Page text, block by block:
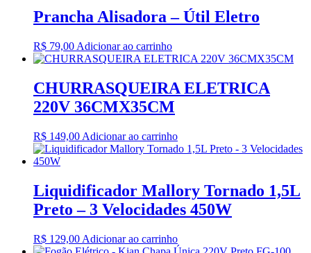
Prancha Alisadora – Útil Eletro
R$ 79,00 Adicionar ao carrinho
CHURRASQUEIRA ELETRICA
220V 36CMX35CM
R$ 149,00 Adicionar ao carrinho
Liquidificador Mallory Tornado 1,5L
Preto – 3 Velocidades 450W
R$ 129,00 Adicionar ao carrinho